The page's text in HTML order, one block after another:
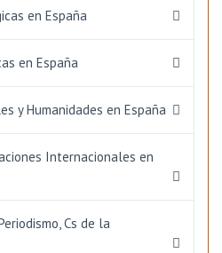
en España
en España
y Humanidades en España
Internacionales en
Cs de la